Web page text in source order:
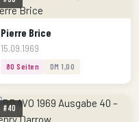
Pierre Brice
15.09.1969
80 Seiten DM 1,00
#40